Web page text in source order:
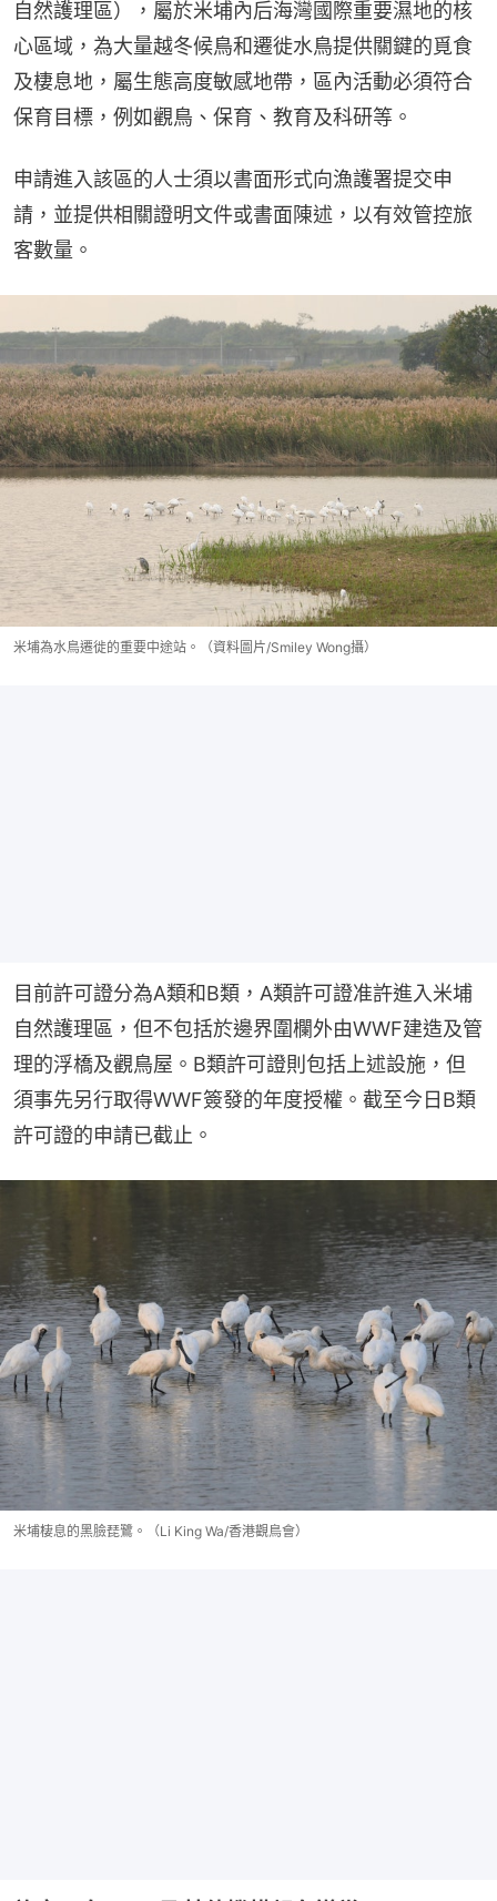
自然護理區），屬於米埔內后海灣國際重要濕地的核
心區域，為大量越冬候鳥和遷徙水鳥提供關鍵的覓食
及棲息地，屬生態高度敏感地帶，區內活動必須符合
保育目標，例如觀鳥、保育、教育及科研等。
申請進入該區的人士須以書面形式向漁護署提交申
請，並提供相關證明文件或書面陳述，以有效管控旅
客數量。
米埔為水鳥遷徙的重要中途站。（資料圖片/Smiley Wong攝）
目前許可證分為A類和B類，A類許可證准許進入米埔
自然護理區，但不包括於邊界圍欄外由WWF建造及管
理的浮橋及觀鳥屋。B類許可證則包括上述設施，但
須事先另行取得WWF簽發的年度授權。截至今日B類
許可證的申請已截止。
米埔棲息的黑臉琵鷺。（Li King Wa/香港觀鳥會）